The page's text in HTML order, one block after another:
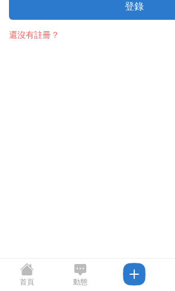
登錄
還沒有註冊？
首頁 動態